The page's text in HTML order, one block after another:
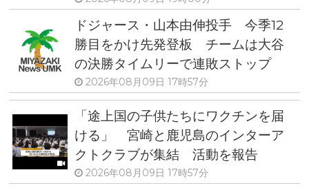
ドジャース・山本由伸投手 今季12
勝目をかけ先発登板 チームは大谷
の決勝タイムリーで連敗ストップ
2026年08月09日 17時57分
「途上国の子供たちにワクチンを届
ける」 宮崎と鹿児島のインターア
クトクラブが集結 活動を報告
2026年08月09日 17時57分